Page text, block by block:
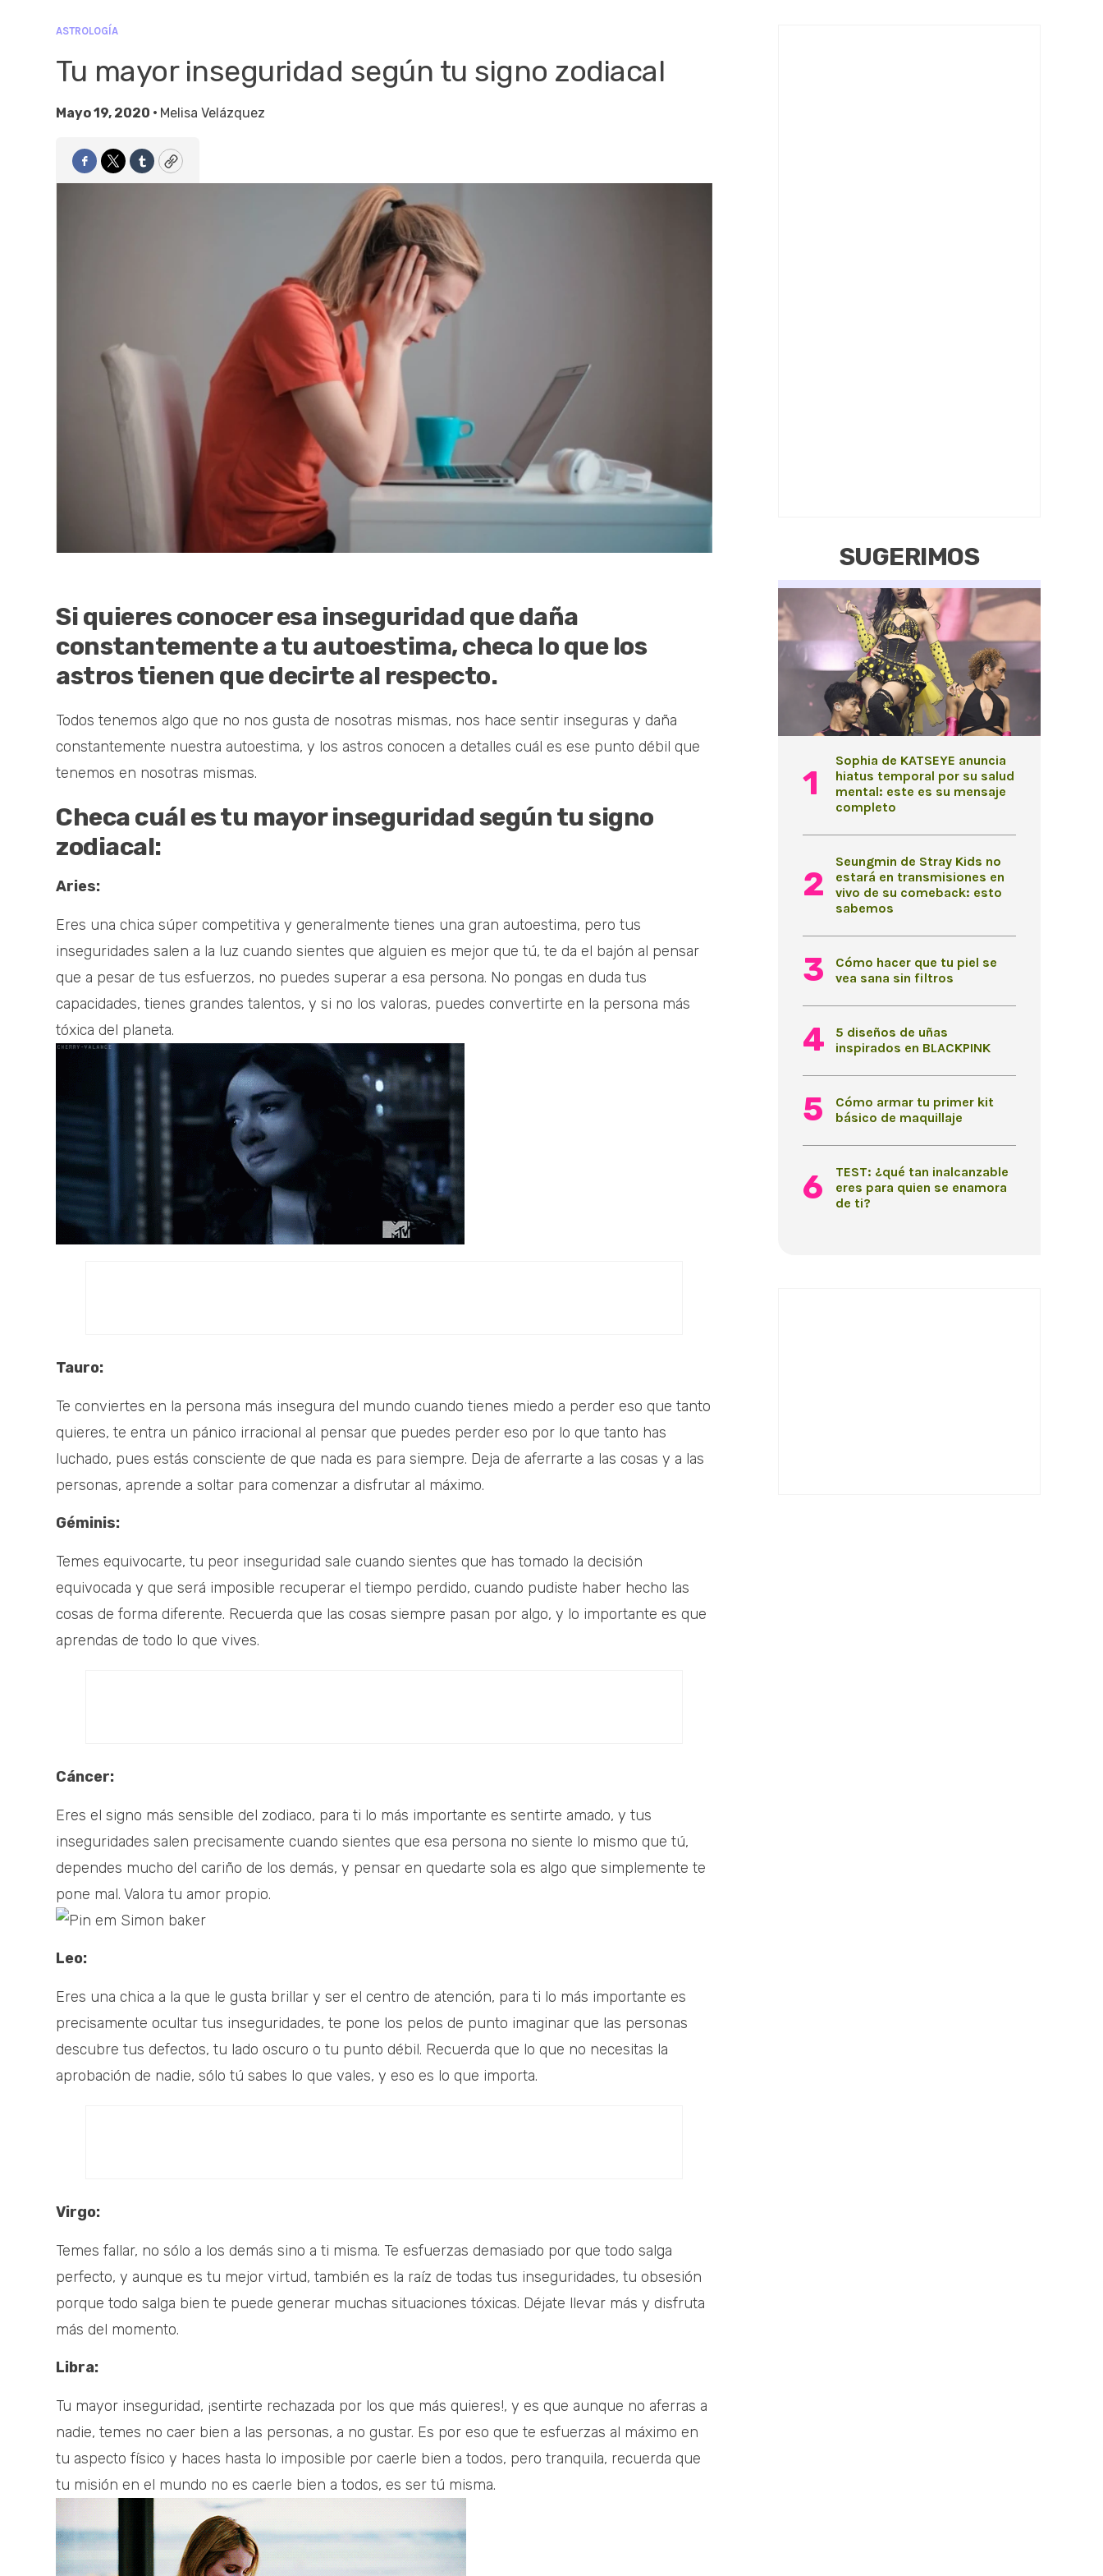
ASTROLOGÍA
Tu mayor inseguridad según tu signo zodiacal
Mayo 19, 2020 • Melisa Velázquez
Facebook
TwitterTumblrCopy
Si quieres conocer esa inseguridad que daña
constantemente a tu autoestima, checa lo que los
astros tienen que decirte al respecto.
Todos tenemos algo que no nos gusta de nosotras mismas, nos hace sentir inseguras y daña
constantemente nuestra autoestima, y los astros conocen a detalles cuál es ese punto débil que
tenemos en nosotras mismas.
Checa cuál es tu mayor inseguridad según tu signo
zodiacal:
Aries:
Eres una chica súper competitiva y generalmente tienes una gran autoestima, pero tus
inseguridades salen a la luz cuando sientes que alguien es mejor que tú, te da el bajón al pensar
que a pesar de tus esfuerzos, no puedes superar a esa persona. No pongas en duda tus
capacidades, tienes grandes talentos, y si no los valoras, puedes convertirte en la persona más
tóxica del planeta.
Tauro:
Te conviertes en la persona más insegura del mundo cuando tienes miedo a perder eso que tanto
quieres, te entra un pánico irracional al pensar que puedes perder eso por lo que tanto has
luchado, pues estás consciente de que nada es para siempre. Deja de aferrarte a las cosas y a las
personas, aprende a soltar para comenzar a disfrutar al máximo.
Géminis:
Temes equivocarte, tu peor inseguridad sale cuando sientes que has tomado la decisión
equivocada y que será imposible recuperar el tiempo perdido, cuando pudiste haber hecho las
cosas de forma diferente. Recuerda que las cosas siempre pasan por algo, y lo importante es que
aprendas de todo lo que vives.
Cáncer:
Eres el signo más sensible del zodiaco, para ti lo más importante es sentirte amado, y tus
inseguridades salen precisamente cuando sientes que esa persona no siente lo mismo que tú,
dependes mucho del cariño de los demás, y pensar en quedarte sola es algo que simplemente te
pone mal. Valora tu amor propio.
Leo:
Eres una chica a la que le gusta brillar y ser el centro de atención, para ti lo más importante es
precisamente ocultar tus inseguridades, te pone los pelos de punto imaginar que las personas
descubre tus defectos, tu lado oscuro o tu punto débil. Recuerda que lo que no necesitas la
aprobación de nadie, sólo tú sabes lo que vales, y eso es lo que importa.
Virgo:
Temes fallar, no sólo a los demás sino a ti misma. Te esfuerzas demasiado por que todo salga
perfecto, y aunque es tu mejor virtud, también es la raíz de todas tus inseguridades, tu obsesión
porque todo salga bien te puede generar muchas situaciones tóxicas. Déjate llevar más y disfruta
más del momento.
Libra:
Tu mayor inseguridad, ¡sentirte rechazada por los que más quieres!, y es que aunque no aferras a
nadie, temes no caer bien a las personas, a no gustar. Es por eso que te esfuerzas al máximo en
tu aspecto físico y haces hasta lo imposible por caerle bien a todos, pero tranquila, recuerda que
tu misión en el mundo no es caerle bien a todos, es ser tú misma.
SUGERIMOS
Sophia de KATSEYE anuncia
hiatus temporal por su salud
mental: este es su mensaje
completo
Seungmin de Stray Kids no
estará en transmisiones en
vivo de su comeback: esto
sabemos
Cómo hacer que tu piel se
vea sana sin filtros
5 diseños de uñas
inspirados en BLACKPINK
Cómo armar tu primer kit
básico de maquillaje
TEST: ¿qué tan inalcanzable
eres para quien se enamora
de ti?